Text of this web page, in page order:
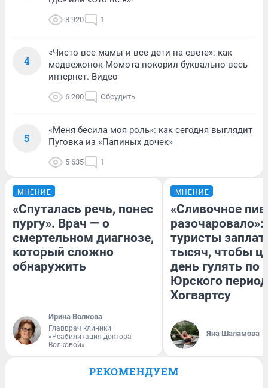
8 920 1
4
«Чисто все мамы и все дети на свете»: как
медвежонок Момота покорил буквально весь
интернет. Видео
6 200 Обсудить
5
«Меня бесила моя роль»: как сегодня выглядит
Пуговка из «Папиных дочек»
5 635 1
МНЕНИЕ
«Спуталась речь, понес
пургу». Врач — о
смертельном диагнозе,
который сложно
обнаружить
Ирина Волкова
Главврач клиники
«Реабилитация доктора
Волковой»
МНЕНИЕ
«Сливочное
разочаровало»:
туристы
тысяч, чтобы
день гулять по
Юрского
Хогвартсу
Яна Шаламова
РЕКОМЕНДУЕМ